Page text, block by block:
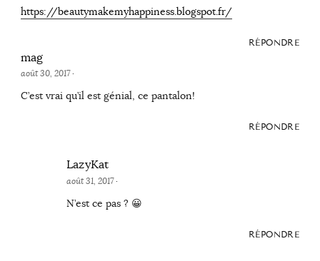
https://beautymakemyhappiness.blogspot.fr/
RÉPONDRE
mag
août 30, 2017·
C’est vrai qu’il est génial, ce pantalon!
RÉPONDRE
LazyKat
août 31, 2017·
N’est ce pas ? 😀
RÉPONDRE